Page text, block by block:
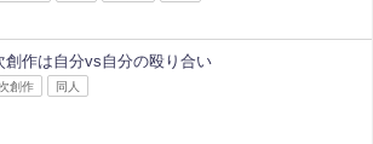
創作は自分vs自分の殴り合い
創作 同人